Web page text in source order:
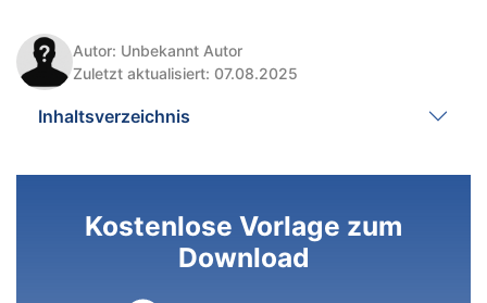
Autor: Unbekannt Autor
Zuletzt aktualisiert: 07.08.2025
Inhaltsverzeichnis
Kostenlose Vorlage zum
Download